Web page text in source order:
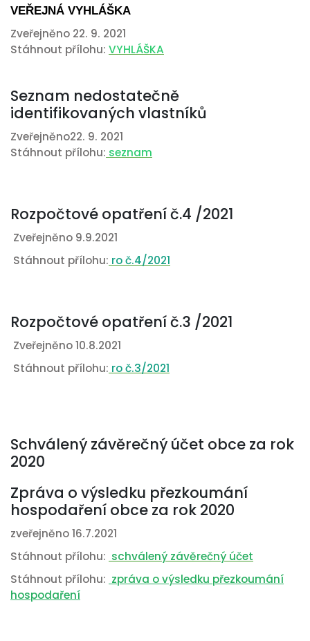
VEŘEJNÁ VYHLÁŠKA
Zveřejněno 22. 9. 2021
Stáhnout přílohu: VYHLÁŠKA
Seznam nedostatečně
identifikovaných vlastníků
Zveřejněno22. 9. 2021
Stáhnout přílohu: seznam
Rozpočtové opatření č.4 /2021
Zveřejněno 9.9.2021
Stáhnout přílohu: ro č.4/2021
Rozpočtové opatření č.3 /2021
Zveřejněno 10.8.2021
Stáhnout přílohu: ro č.3/2021
Schválený závěrečný účet obce za rok
2020
Zpráva o výsledku přezkoumání
hospodaření obce za rok 2020
zveřejněno 16.7.2021
Stáhnout přílohu: schválený závěrečný účet
Stáhnout přílohu: zpráva o výsledku přezkoumání
hospodaření